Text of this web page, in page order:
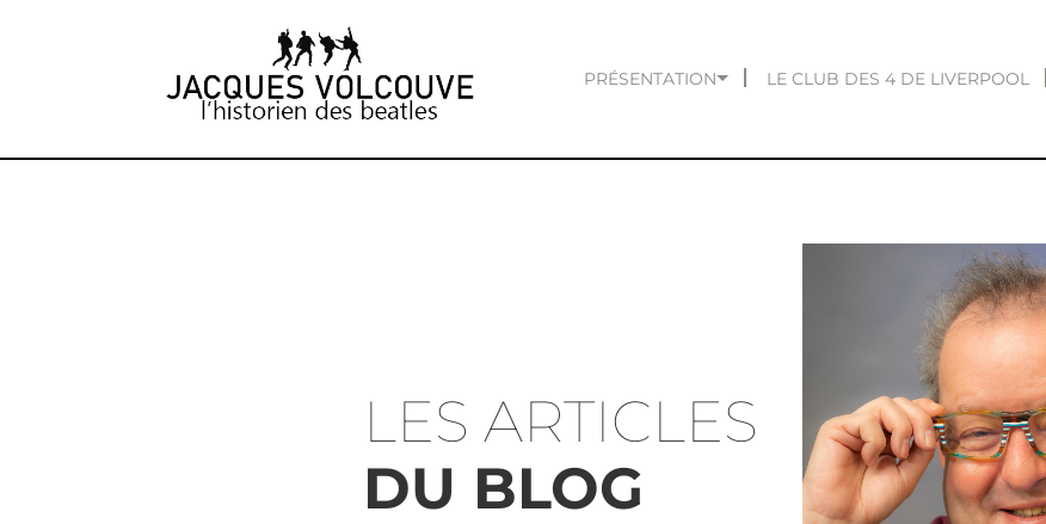
PRÉSENTATION LE CLUB DES 4 DE LIVERPOOL
LES ARTICLES
DU BLOG